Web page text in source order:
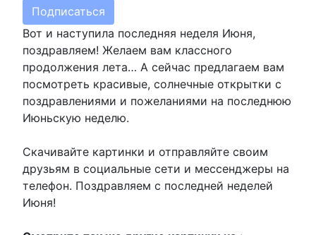
Подписаться
Вот и наступила последняя неделя Июня,
поздравляем! Желаем вам классного
продолжения лета… А сейчас предлагаем вам
посмотреть красивые, солнечные открытки с
поздравлениями и пожеланиями на последнюю
Июньскую неделю.
Скачивайте картинки и отправляйте своим
друзьям в социальные сети и мессенджеры на
телефон. Поздравляем с последней неделей
Июня!